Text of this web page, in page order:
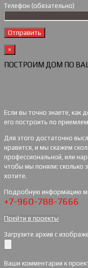
Телефон (обязательно)
×
ПОСТРОИМ ДОМ ПО
Если вы точно знаете,
его построить по
Для этого достаточно
нравится, и мы скажем
профессиональной, или
чтобы мы поняли: сколько
хотите.
Подробную информацию
+7-960-788-7666
Прейти в проекты
Загрузите архив с
Ваши комментарии к